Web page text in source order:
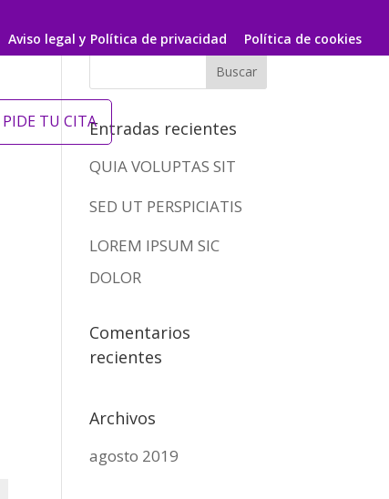
Aviso legal y Política de privacidad
Política de cookies
PIDE TU CITAEntradas recientes
QUIA VOLUPTAS SIT
SED UT PERSPICIATIS
LOREM IPSUM SIC
DOLOR
Comentarios
recientes
Archivos
agosto 2019